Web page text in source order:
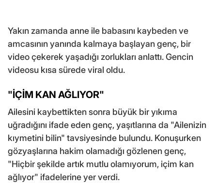
Yakın zamanda anne ile babasını kaybeden ve
amcasının yanında kalmaya başlayan genç, bir
video çekerek yaşadığı zorlukları anlattı. Gencin
videosu kısa sürede viral oldu.
"İÇİM KAN AĞLIYOR"
Ailesini kaybettikten sonra büyük bir yıkıma
uğradığını ifade eden genç, yaşıtlarına da "Ailenizin
kıymetini bilin" tavsiyesinde bulundu. Konuşurken
gözyaşlarına hakim olamadığı gözlenen genç,
"Hiçbir şekilde artık mutlu olamıyorum, içim kan
ağlıyor" ifadelerine yer verdi.